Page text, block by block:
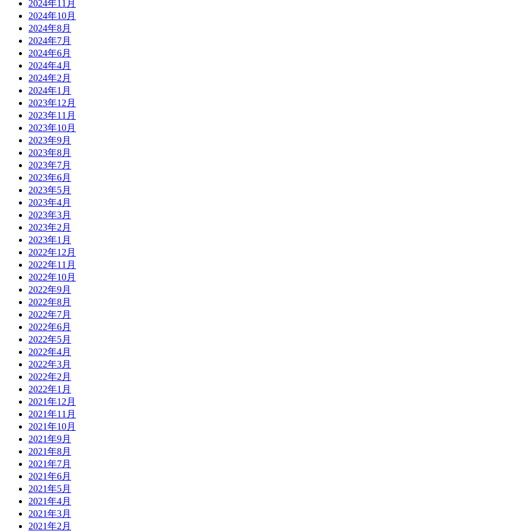
2024年11月
2024年10月
2024年8月
2024年7月
2024年6月
2024年4月
2024年2月
2024年1月
2023年12月
2023年11月
2023年10月
2023年9月
2023年8月
2023年7月
2023年6月
2023年5月
2023年4月
2023年3月
2023年2月
2023年1月
2022年12月
2022年11月
2022年10月
2022年9月
2022年8月
2022年7月
2022年6月
2022年5月
2022年4月
2022年3月
2022年2月
2022年1月
2021年12月
2021年11月
2021年10月
2021年9月
2021年8月
2021年7月
2021年6月
2021年5月
2021年4月
2021年3月
2021年2月